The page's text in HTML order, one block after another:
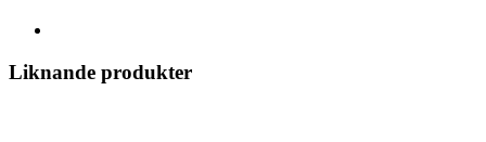
Liknande produkter